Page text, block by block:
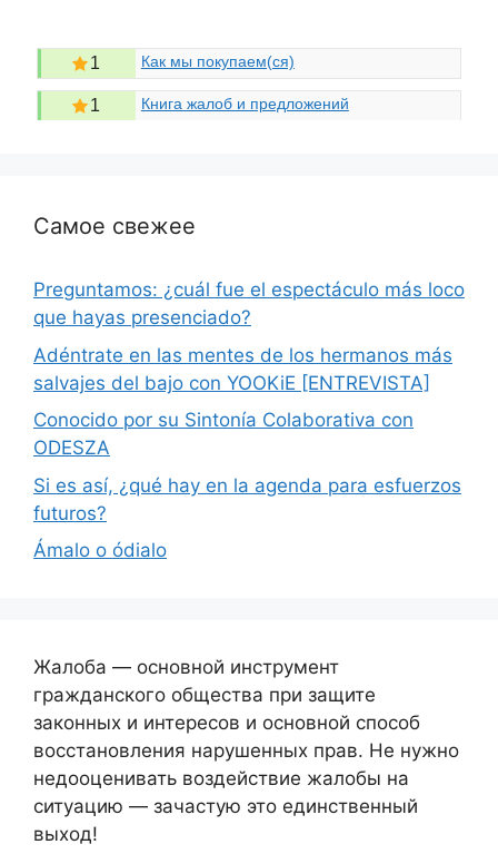
1 Как мы покупаем(ся)
1 Книга жалоб и предложений
Самое свежее
Preguntamos: ¿cuál fue el espectáculo más loco
que hayas presenciado?
Adéntrate en las mentes de los hermanos más
salvajes del bajo con YOOKiE [ENTREVISTA]
Conocido por su Sintonía Colaborativa con
ODESZA
Si es así, ¿qué hay en la agenda para esfuerzos
futuros?
Ámalo o ódialo
Жалоба — основной инструмент
гражданского общества при защите
законных и интересов и основной способ
восстановления нарушенных прав. Не нужно
недооценивать воздействие жалобы на
ситуацию — зачастую это единственный
выход!